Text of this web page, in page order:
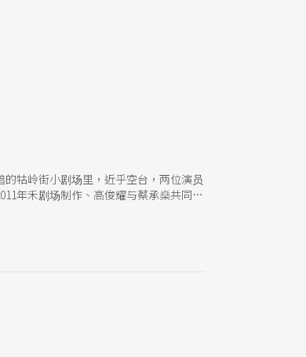
牯岭街小剧场里，近乎空台，两位演员
年禾剧场制作、高俊耀与蔡承燊共同编
身体的复数结构一次趋近完熟的表现，
从马来西亚时期开始累积、又如何在往